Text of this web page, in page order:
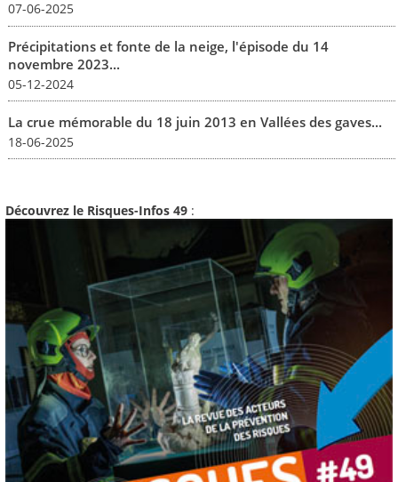
07-06-2025
Précipitations et fonte de la neige, l'épisode du 14
novembre 2023...
05-12-2024
La crue mémorable du 18 juin 2013 en Vallées des gaves...
18-06-2025
Découvrez le Risques-Infos 49 :